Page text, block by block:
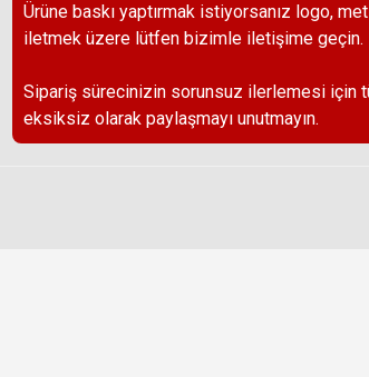
Ürüne baskı yaptırmak istiyorsanız logo,
iletmek üzere lütfen bizimle iletişime geçin.
Sipariş sürecinizin sorunsuz ilerlemesi için
eksiksiz olarak paylaşmayı unutmayın.